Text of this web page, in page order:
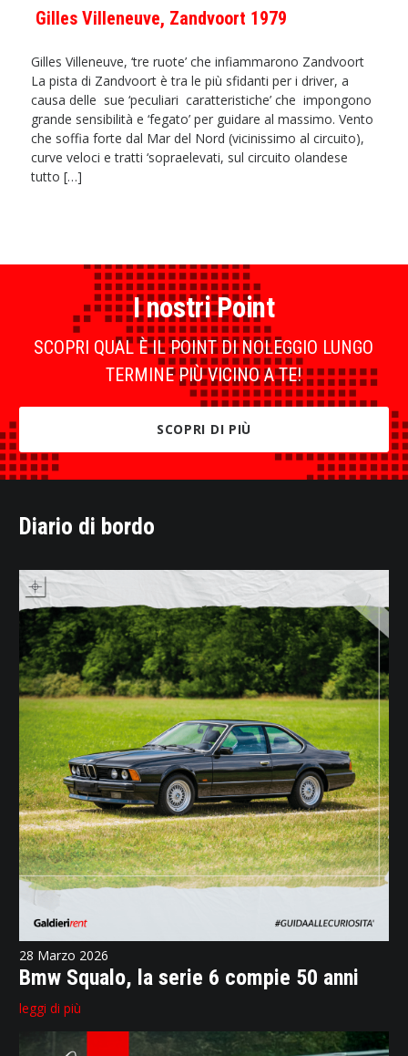
Gilles Villeneuve, Zandvoort 1979
Gilles Villeneuve, ‘tre ruote’ che infiammarono Zandvoort
La pista di Zandvoort è tra le più sfidanti per i driver, a
causa delle sue ‘peculiari caratteristiche’ che impongono
grande sensibilità e ‘fegato’ per guidare al massimo. Vento
che soffia forte dal Mar del Nord (vicinissimo al circuito),
curve veloci e tratti ‘sopraelevati, sul circuito olandese
tutto […]
I nostri Point
SCOPRI QUAL È IL POINT DI NOLEGGIO LUNGO
TERMINE PIÙ VICINO A TE!
SCOPRI DI PIÙ
Diario di bordo
28 Marzo 2026
Bmw Squalo, la serie 6 compie 50 anni
leggi di più